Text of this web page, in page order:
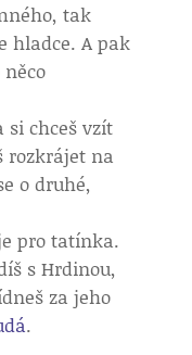
tak
hladce. A pak
si chceš vzít
rozkrájet na
o druhé,
pro tatínka.
s Hrdinou,
za jeho
.